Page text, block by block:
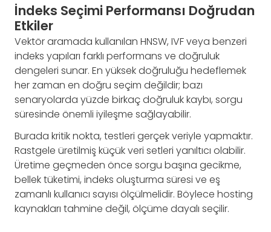
İndeks Seçimi Performansı Doğrudan
Etkiler
Vektör aramada kullanılan HNSW, IVF veya benzeri
indeks yapıları farklı performans ve doğruluk
dengeleri sunar. En yüksek doğruluğu hedeflemek
her zaman en doğru seçim değildir; bazı
senaryolarda yüzde birkaç doğruluk kaybı, sorgu
süresinde önemli iyileşme sağlayabilir.
Burada kritik nokta, testleri gerçek veriyle yapmaktır.
Rastgele üretilmiş küçük veri setleri yanıltıcı olabilir.
Üretime geçmeden önce sorgu başına gecikme,
bellek tüketimi, indeks oluşturma süresi ve eş
zamanlı kullanıcı sayısı ölçülmelidir. Böylece hosting
kaynakları tahmine değil, ölçüme dayalı seçilir.